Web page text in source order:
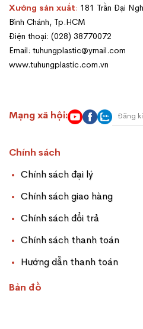
Xưởng sản xuất: 181 Trần Đại
Bình Chánh, Tp.HCM
Điện thoại: (028) 38770072
Email: tuhungplastic@ymail.com
www.tuhungplastic.com.vn
Mạng xã hội:
Chính sách
Chính sách đại lý
Chính sách giao hàng
Chính sách đổi trả
Chính sách thanh toán
Hướng dẫn thanh toán
Bản đồ